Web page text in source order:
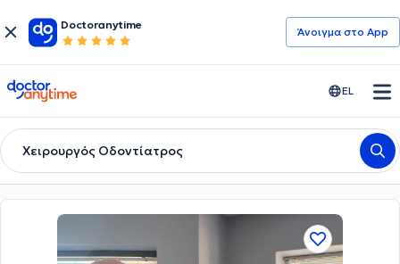
Doctoranytime
Άνοιγμα στο App
doctoranytime EL
Χειρουργός Οδοντίατρος